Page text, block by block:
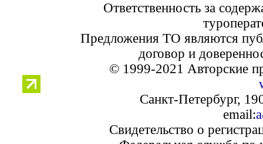
Ответственность за
Предложения ТО являются
договор и
© 1999-2021 Авторские
Санкт-Петербург,
email:
Свидетельство о